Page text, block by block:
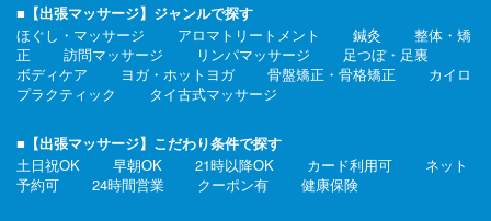
■【出張マッサージ】ジャンルで探す
ほぐし・マッサージ
アロマトリートメント 鍼灸
整体・矯
正
訪問マッサージ リンパマッサージ
足つぼ・足裏
ボディケア
ヨガ・ホットヨガ 骨盤矯正・骨格矯正
カイロ
プラクティック
タイ古式マッサージ
■【出張マッサージ】こだわり条件で探す
土日祝OK
早朝OK 21時以降OK カード利用可
ネット
予約可
24時間営業 クーポン有 健康保険